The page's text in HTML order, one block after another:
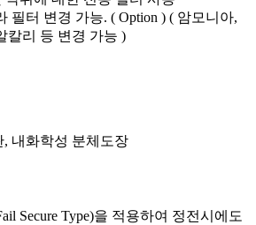
필터 변경 가능. ( Option ) ( 암모니아,
칼리 등 변경 가능 )
, 내화학성 분체도장
Secure Type)을 적용하여 정전시에도